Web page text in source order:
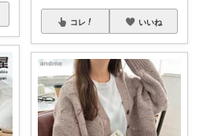
コレ いいね